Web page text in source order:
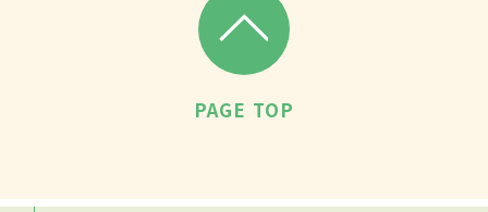
PAGE TOP